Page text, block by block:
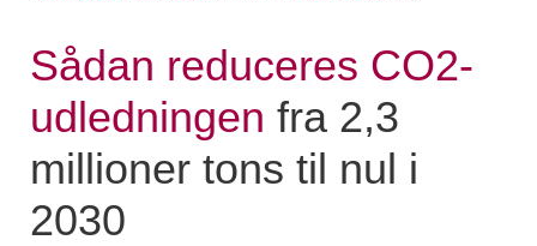
Sådan reduceres CO2-
udledningen fra 2,3
millioner tons til nul i
2030